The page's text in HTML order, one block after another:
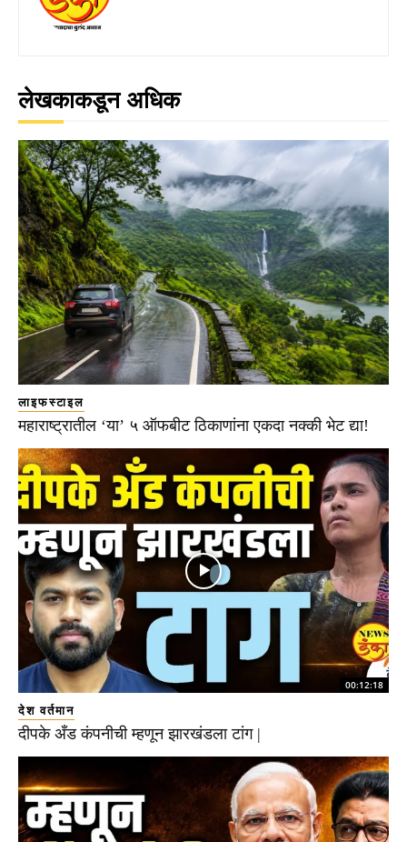
लेखकाकडून अधिक
लाइफस्टाइल
महाराष्ट्रातील ‘या’ ५ ऑफबीट ठिकाणांना एकदा नक्की भेट द्या!
00:12:18
देश वर्तमान
दीपके अँड कंपनीची म्हणून झारखंडला टांग |